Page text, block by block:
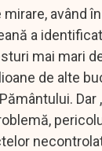
având
a
mai mari
de alte
Dar